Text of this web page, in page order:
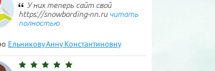
У них теперь сайт свой
https://snowbording-nn.ru читать
полностью
Ельникову Анну Константиновну